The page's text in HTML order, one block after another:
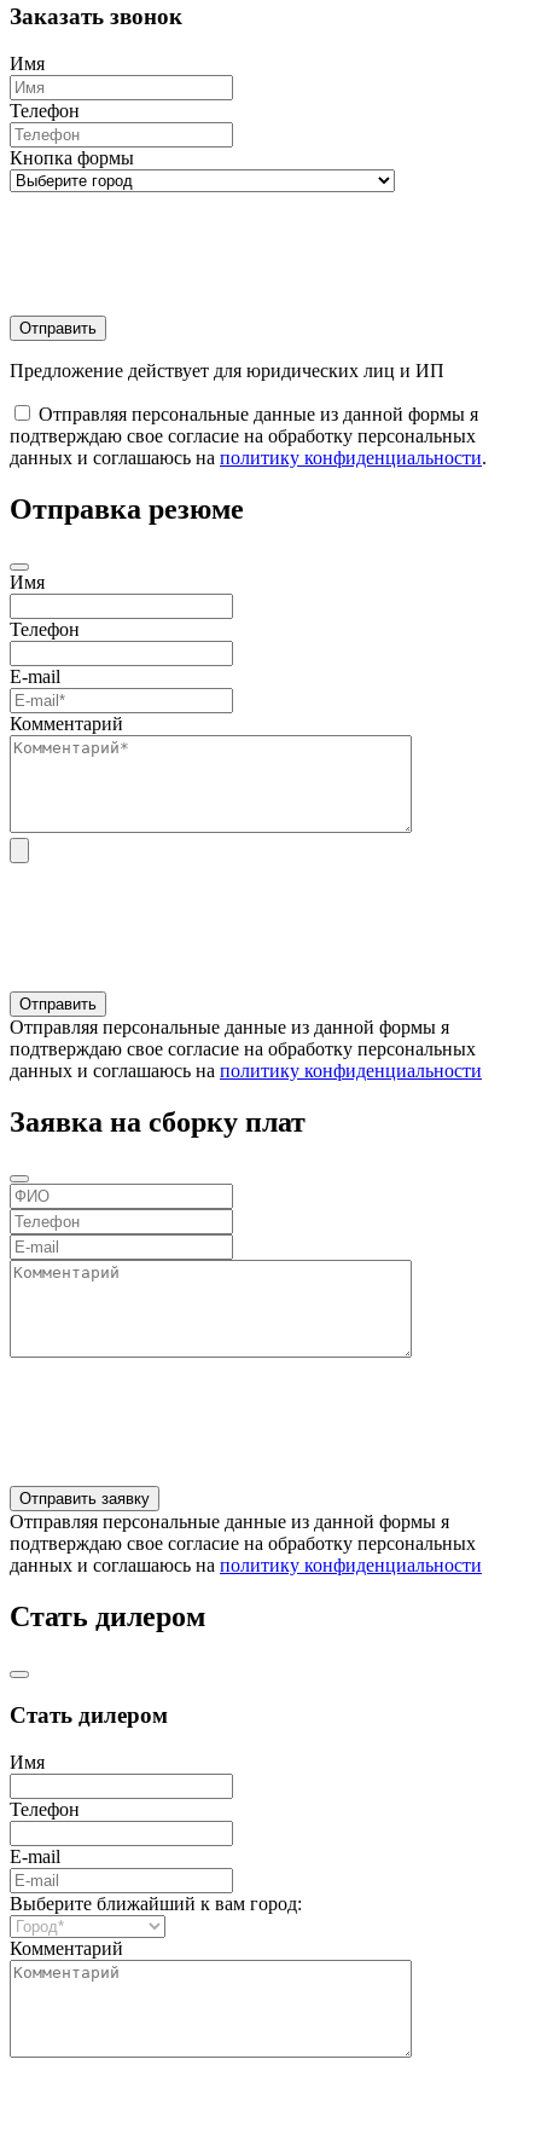
Заказать звонок
Имя
Телефон
Кнопка формы
Отправить
Предложение действует для юридических лиц и ИП
Отправляя персональные данные из данной формы я
подтверждаю свое согласие на обработку персональных
данных и соглашаюсь на политику конфиденциальности.
Отправка резюме
Имя
Телефон
E-mail
Комментарий
Отправляя персональные данные из данной формы я
подтверждаю свое согласие на обработку персональных
данных и соглашаюсь на политику конфиденциальности
Заявка на сборку плат
Отправляя персональные данные из данной формы я
подтверждаю свое согласие на обработку персональных
данных и соглашаюсь на политику конфиденциальности
Стать дилером
Стать дилером
Имя
Телефон
E-mail
Выберите ближайший к вам город:
Комментарий